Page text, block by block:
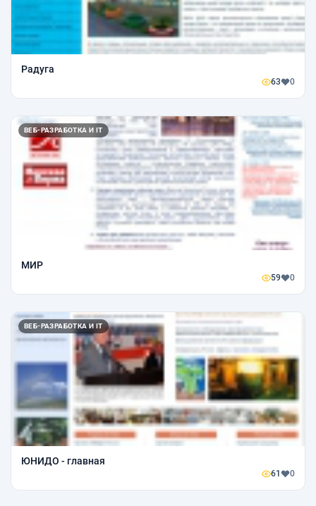
Радуга
63 0
ВЕБ-РАЗРАБОТКА И IT
МИР
59 0
ВЕБ-РАЗРАБОТКА И IT
ЮНИДО - главная
61 0